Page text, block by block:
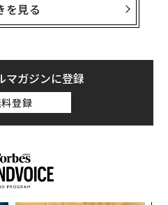
月6日のローンチは、世界の
なる。すなわち、人工知能
し、自ら決断を下し始めた
いう問いだ。
ットでも、近未来的なブラ
ントであり、人間を補助す
とを目的とするシステム
を見る
マガジンに登録
登録